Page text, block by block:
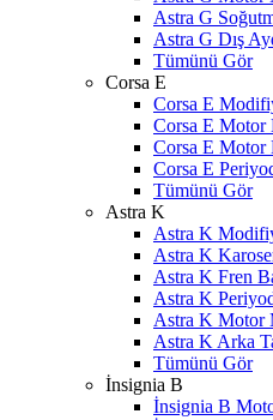
Astra G
Astra G Dış
Tümünü Gör
Corsa E
Corsa E
Corsa E Motor
Corsa E Motor
Corsa E
Tümünü Gör
Astra K
Astra K
Astra K
Astra K Fren
Astra K
Astra K Motor
Astra K Arka
Tümünü Gör
İnsignia B
İnsignia B